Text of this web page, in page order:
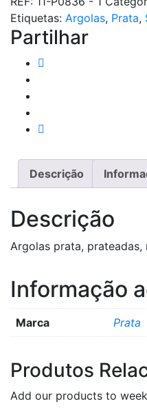
Etiquetas: Argolas, Prata,
Partilhar
Descrição
Descrição
Argolas prata,
Informação
Marca Prata
Produtos
Add our products to